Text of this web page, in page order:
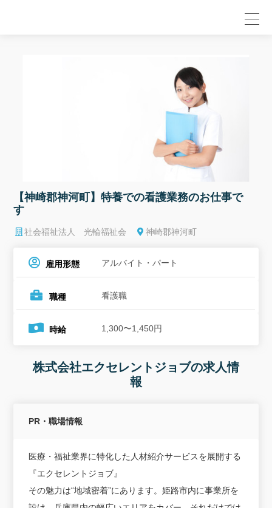
【神崎郡神河町】特養での看護業務のお仕事で
す
社会福祉法人 光輪福祉会 神崎郡神河町
雇用形態 アルバイト・パート
職種 看護職
時給 1,300〜1,450円
株式会社エクセレントジョブの求人情
報
PR・職場情報
医療・福祉業界に特化した人材紹介サービスを展開する
『エクセレントジョブ』
その魅力は“地域密着”にあります。姫路市内に事業所を